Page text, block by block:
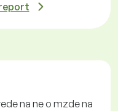
na ne o mzde na